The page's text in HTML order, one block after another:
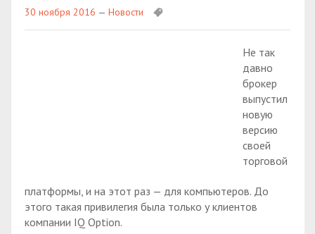
30 ноября 2016 — Новости
Не так
давно
брокер
выпустил
новую
версию
своей
торговой
платформы, и на этот раз — для компьютеров. До
этого такая привилегия была только у клиентов
компании IQ Option.